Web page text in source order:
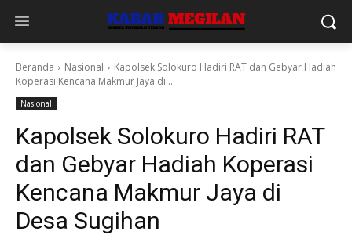
Beranda Nasional
Kapolsek Solokuro Hadiri RAT dan Gebyar Hadiah
Koperasi Kencana Makmur Jaya di...
Nasional
Kapolsek Solokuro Hadiri RAT
dan Gebyar Hadiah Koperasi
Kencana Makmur Jaya di
Desa Sugihan